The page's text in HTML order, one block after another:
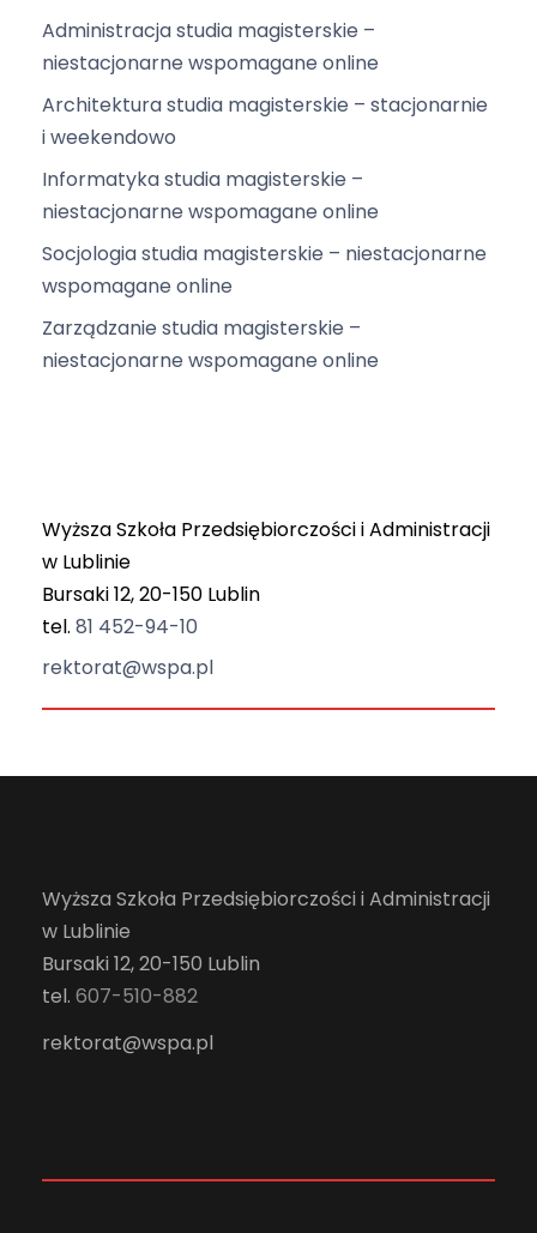
Administracja studia magisterskie –
niestacjonarne wspomagane online
Architektura studia magisterskie – stacjonarnie
i weekendowo
Informatyka studia magisterskie –
niestacjonarne wspomagane online
Socjologia studia magisterskie – niestacjonarne
wspomagane online
Zarządzanie studia magisterskie –
niestacjonarne wspomagane online
Wyższa Szkoła Przedsiębiorczości i Administracji
w Lublinie
Bursaki 12, 20-150 Lublin
tel. 81 452-94-10
rektorat@wspa.pl
Wyższa Szkoła Przedsiębiorczości i Administracji
w Lublinie
Bursaki 12, 20-150 Lublin
tel. 607-510-882
rektorat@wspa.pl